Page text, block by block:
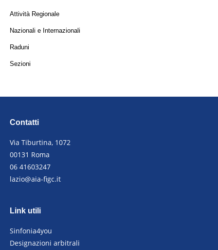
Attività Regionale
Nazionali e Internazionali
Raduni
Sezioni
Contatti
Via Tiburtina, 1072
00131 Roma
06 41603247
lazio@aia-figc.it
Link utili
Sinfonia4you
Designazioni arbitrali